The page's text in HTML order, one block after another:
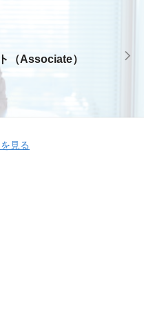
（Associate）
見る